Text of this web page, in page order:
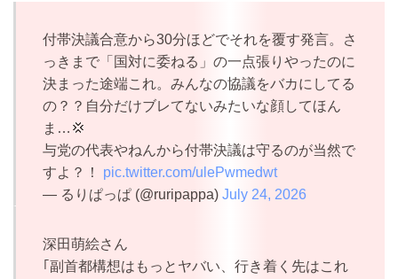
付帯決議合意から30分ほどでそれを覆す発言。さ
っきまで「国対に委ねる」の一点張りやったのに
決まった途端これ。みんなの協議をバカにしてる
の？？自分だけブレてないみたいな顔してほん
ま…💢
与党の代表やねんから付帯決議は守るのが当然で
すよ？！ pic.twitter.com/ulePwmedwt
— るりぱっぱ (@ruripappa) July 24, 2026
深田萌絵さん
｢副首都構想はもっとヤバい、行き着く先はこれ